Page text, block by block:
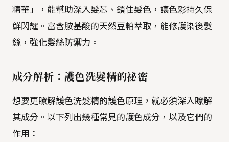
精華」，能幫助深入髮芯、鎖住髮色，讓色彩持久保
鮮閃耀。富含胺基酸的天然豆粕萃取，能修護染後髮
絲，強化髮絲防禦力。
成分解析：護色洗髮精的祕密
想要更瞭解護色洗髮精的護色原理，就必須深入瞭解
其成分。以下列出幾種常見的護色成分，以及它們的
作用：